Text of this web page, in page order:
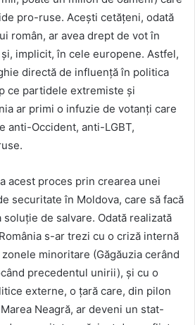
pro-ruse. Acești cetățeni, odată
român, ar avea drept de vot în
implicit, în cele europene. Astfel,
directă de influență în politica
ce partidele extremiste și
ar primi o infuzie de votanți care
anti-Occident, anti-LGBT,
acest proces prin crearea unei
securitate în Moldova, care să facă
de salvare. Odată realizată
s-ar trezi cu o criză internă
minoritare (Găgăuzia cerând
precedentul unirii), și cu o
externe, o țară care, din pilon
Neagră, ar deveni un stat-